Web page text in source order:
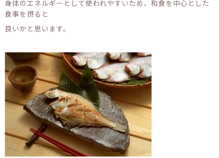
身体のエネルギーとして使われやすいため、和食を中心とした
食事を摂ると
良いかと思います。